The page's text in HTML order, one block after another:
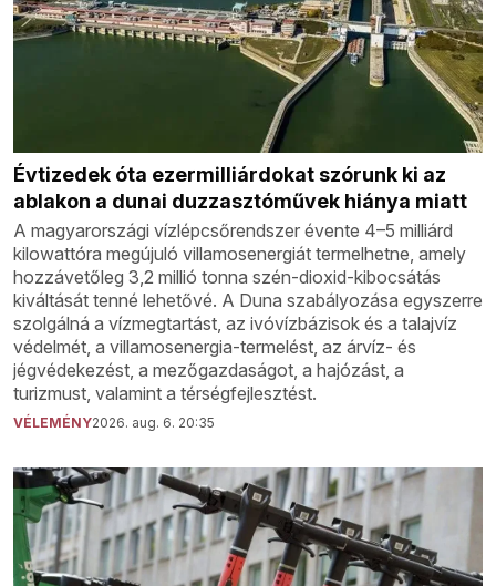
Évtizedek óta ezermilliárdokat szórunk ki az
ablakon a dunai duzzasztóművek hiánya miatt
A magyarországi vízlépcsőrendszer évente 4–5 milliárd
kilowattóra megújuló villamosenergiát termelhetne, amely
hozzávetőleg 3,2 millió tonna szén-dioxid-kibocsátás
kiváltását tenné lehetővé. A Duna szabályozása egyszerre
szolgálná a vízmegtartást, az ivóvízbázisok és a talajvíz
védelmét, a villamosenergia-termelést, az árvíz- és
jégvédekezést, a mezőgazdaságot, a hajózást, a
turizmust, valamint a térségfejlesztést.
VÉLEMÉNY2026. aug. 6. 20:35